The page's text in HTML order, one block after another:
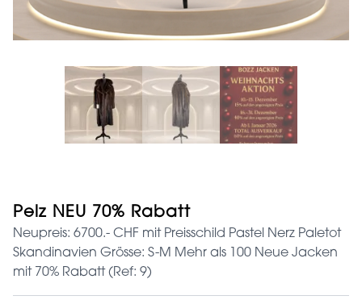
Pelz NEU 70% Rabatt
Neupreis: 6700.- CHF mit Preisschild Pastel Nerz Paletot
Skandinavien Grösse: S-M Mehr als 100 Neue Jacken
mit 70% Rabatt (Ref: 9)